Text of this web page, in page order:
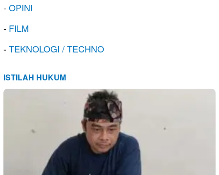
-OPINI
- FILM
-TEKNOLOGI / TECHNO
ISTILAH HUKUM